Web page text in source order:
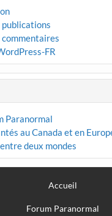
publications
commentaires
FR
Paranormal
au Canada et en
deux mondes
Accueil
Forum Paranormal